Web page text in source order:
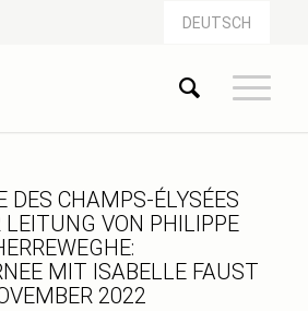
DEUTSCH
DES CHAMPS-ÉLYSÉES
LEITUNG VON PHILIPPE
MIT ISABELLE FAUST
2022